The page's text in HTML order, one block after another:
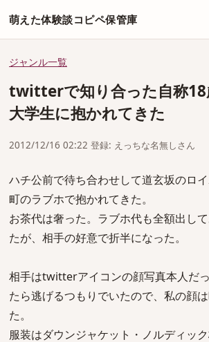
萌えた体験談コピペ保管庫
ジャンル一覧
twitterで知り合った自称18
大学生に抱かれてきた
2012/12/16 02:22 登録: えっちな名無しさん
ハチ公前で待ち合わせして道玄坂のロ
町のラブホで抱かれてきた。
お茶代は奢った。ラブホ代も全額出し
たが、相手の好意で折半になった。
相手はtwitterアイコンの顔写真本人だ
たら逃げるつもりでいたので、私の顔
た。
服装はダウンジャケット・ノルディッ